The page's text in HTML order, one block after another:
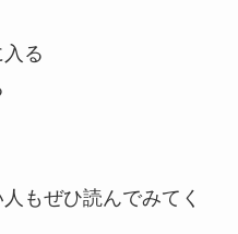
る
もぜひ読んでみてく